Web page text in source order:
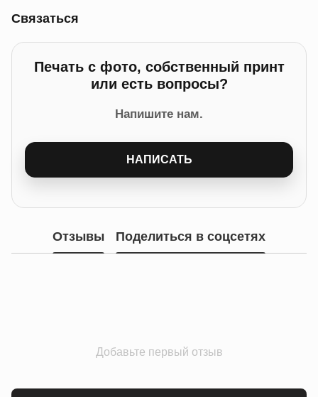
Связаться
Печать с фото, собственный принт
или есть вопросы?
Напишите нам.
НАПИСАТЬ
Отзывы Поделиться в соцсетях
Добавьте первый отзыв